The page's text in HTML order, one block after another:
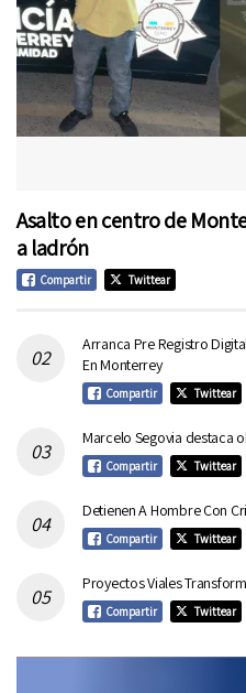
Asalto en centro de
a ladrón
Compartir Twittear
Arranca Pre Registro
En Monterrey
Compartir Twittear
Marcelo Segovia destaca
Compartir Twittear
Detienen A Hombre Con
Compartir Twittear
Proyectos Viales
Compartir Twittear